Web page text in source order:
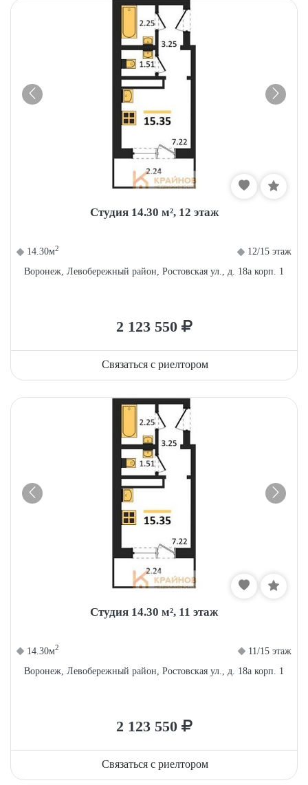
Студия 14.30 м², 12 этаж
14.30м2
12/15 этаж
Воронеж, Левобережный район, Ростовская ул., д. 18а корп. 1
2 123 550
Связаться с риелтором
Студия 14.30 м², 11 этаж
14.30м2
11/15 этаж
Воронеж, Левобережный район, Ростовская ул., д. 18а корп. 1
2 123 550
Связаться с риелтором